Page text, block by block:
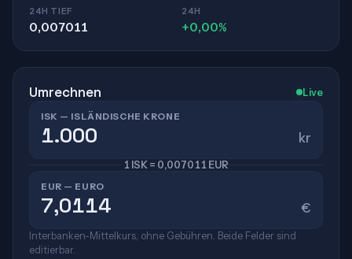
24H TIEF
0,007011
24H
+0,00%
Umrechnen Live
ISK — ISLÄNDISCHE KRONE
kr
1 ISK = 0,007011 EUR
EUR — EURO
€
Interbanken-Mittelkurs, ohne Gebühren. Beide Felder sind
editierbar.